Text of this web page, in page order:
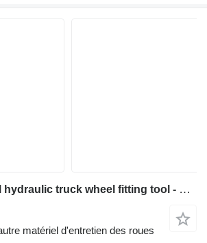
TyreON TL600HM hydraulic truck wheel fitting tool - mobile hydraulic wh
matériel d'entretien des roues